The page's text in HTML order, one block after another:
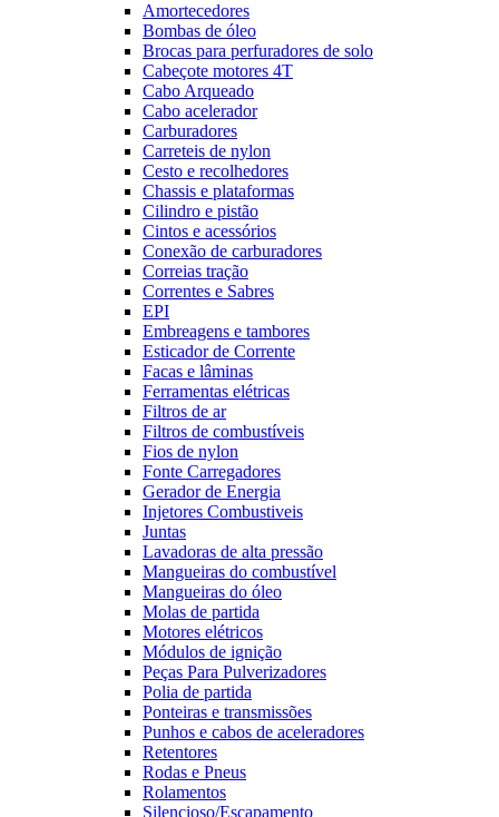
Amortecedores
Bombas de óleo
Brocas para perfuradores de solo
Cabeçote motores 4T
Cabo Arqueado
Cabo acelerador
Carburadores
Carreteis de nylon
Cesto e recolhedores
Chassis e plataformas
Cilindro e pistão
Cintos e acessórios
Conexão de carburadores
Correias tração
Correntes e Sabres
EPI
Embreagens e tambores
Esticador de Corrente
Facas e lâminas
Ferramentas elétricas
Filtros de ar
Filtros de combustíveis
Fios de nylon
Fonte Carregadores
Gerador de Energia
Injetores Combustiveis
Juntas
Lavadoras de alta pressão
Mangueiras do combustível
Mangueiras do óleo
Molas de partida
Motores elétricos
Módulos de ignição
Peças Para Pulverizadores
Polia de partida
Ponteiras e transmissões
Punhos e cabos de aceleradores
Retentores
Rodas e Pneus
Rolamentos
Silencioso/Escapamento